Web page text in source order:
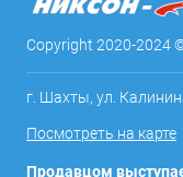
Copyright 2020-2024
г. Шахты, ул.
Посмотреть на карте
Продавцом